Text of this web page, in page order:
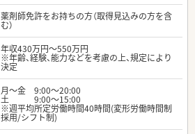
薬剤師免許をお持ちの方（取得見込みの方を含
む）
年収430万円～550万円
※年齢、経験、能力などを考慮の上、規定により
決定
月～金 9:00～20:00
土 9:00～15:00
※週平均所定労働時間40時間(変形労働時間制
採用/シフト制)